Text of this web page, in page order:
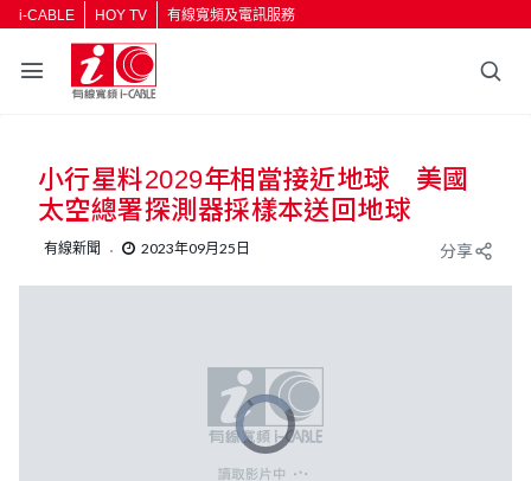
i-CABLE HOY TV 有線寬頻及電訊服務
小行星料2029年相當接近地球 美國
太空總署探測器採樣本送回地球
有線新聞 2023年09月25日 分享